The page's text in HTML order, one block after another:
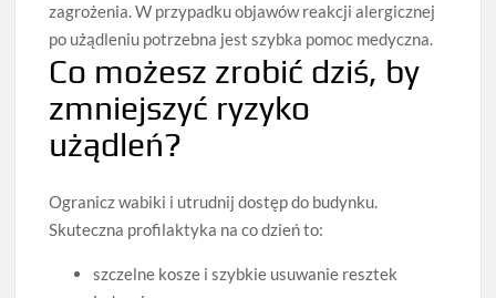
zagrożenia. W przypadku objawów reakcji alergicznej
po użądleniu potrzebna jest szybka pomoc medyczna.
Co możesz zrobić dziś, by
zmniejszyć ryzyko
użądleń?
Ogranicz wabiki i utrudnij dostęp do budynku.
Skuteczna profilaktyka na co dzień to:
szczelne kosze i szybkie usuwanie resztek